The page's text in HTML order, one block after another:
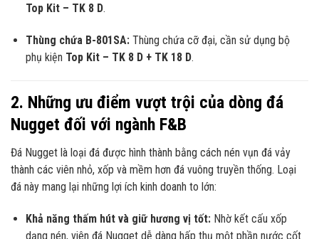
Top Kit – TK 8 D.
Thùng chứa B-801SA:Thùng chứa cỡ đại, cần sử dụng bộ
phụ kiện Top Kit – TK 8 D + TK 18 D.
2. Những ưu điểm vượt trội của dòng đá
Nugget đối với ngành F&B
Đá Nugget là loại đá được hình thành bằng cách nén vụn đá vảy
thành các viên nhỏ, xốp và mềm hơn đá vuông truyền thống. Loại
đá này mang lại những lợi ích kinh doanh to lớn:
Khả năng thấm hút và giữ hương vị tốt:Nhờ kết cấu xốp
dạng nén, viên đá Nugget dễ dàng hấp thụ một phần nước cốt